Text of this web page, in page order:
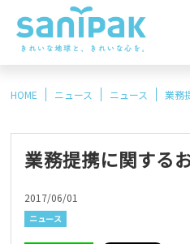
HOME ニュース ニュース 業務
業務提携に関する
2017/06/01
ニュース